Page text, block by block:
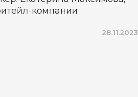
компании
28.11.2023